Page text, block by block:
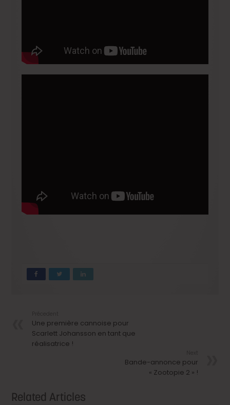
Une première cannoise pour
Scarlett Johansson en tant que
réalisatrice !
Bande-annonce pour
« Zootopie 2 » !
Related Articles